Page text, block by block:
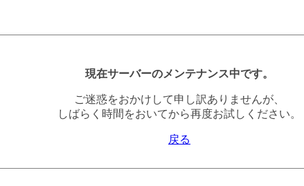
現在サーバーのメンテナンス中です。
ご迷惑をおかけして申し訳ありませんが、
しばらく時間をおいてから再度お試しください。
戻る